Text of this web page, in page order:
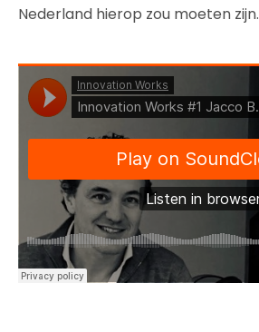
Nederland hierop zou moeten zijn.